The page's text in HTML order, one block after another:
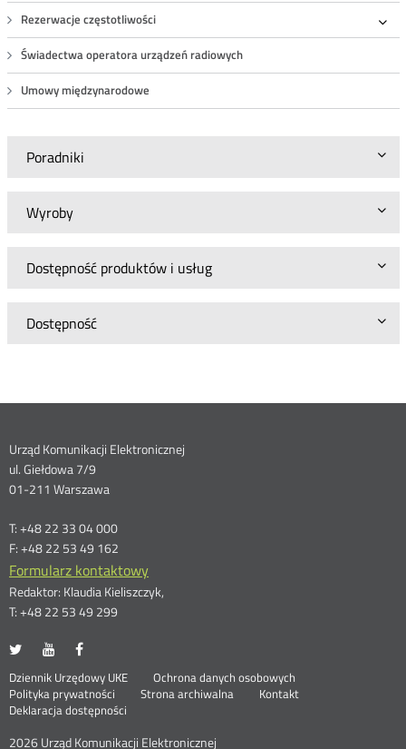
Rezerwacje częstotliwości
Świadectwa operatora urządzeń radiowych
Umowy międzynarodowe
Poradniki
Wyroby
Dostępność produktów i usług
Dostępność
Dane
kontaktowe
Urząd Komunikacji Elektronicznej
ul. Giełdowa 7/9
01-211 Warszawa
T: +48 22 33 04 000
F: +48 22 53 49 162
Formularz kontaktowy
Redaktor: Klaudia Kieliszczyk,
T: +48 22 53 49 299
UKE
portalu
Twitter
Otwórz
nowym
oknie
UKE
portalu
Youtube
Otwórz
nowym
oknie
portalu
Facebook
nowym
oknie
Stopka
menu
Dziennik Urzędowy UKE Otwórz
Ochrona danych osobowych
Polityka prywatności
Otwórz
w
oknie
Strona archiwalna
Kontakt
Deklaracja dostępności
2026 Urząd Komunikacji Elektronicznej